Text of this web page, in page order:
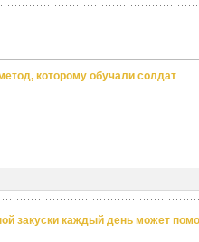
которому обучали солдат
закуски каждый день может